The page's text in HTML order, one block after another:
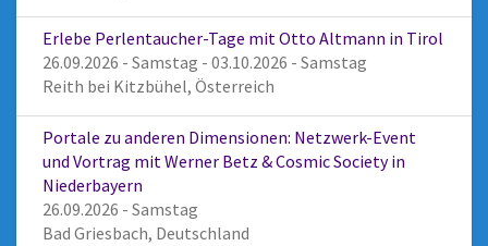
Erlebe Perlentaucher-Tage mit Otto Altmann in Tirol
26.09.2026 - Samstag - 03.10.2026 - Samstag
Reith bei Kitzbühel, Österreich
Portale zu anderen Dimensionen: Netzwerk-Event
und Vortrag mit Werner Betz & Cosmic Society in
Niederbayern
26.09.2026 - Samstag
Bad Griesbach, Deutschland